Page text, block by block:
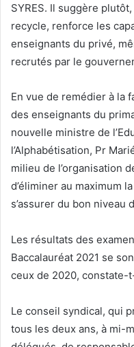
SYRES. Il suggère
recycle, renforce les
enseignants du privé,
recrutés par le
En vue de remédier à la
des enseignants du
nouvelle ministre de
l’Alphabétisation, Pr
milieu de l’organisation
d’éliminer au maximum
s’assurer du bon niveau
Les résultats des
Baccalauréat 2021 se
ceux de 2020, constate-
Le conseil syndical, qui
tous les deux ans, à mi-